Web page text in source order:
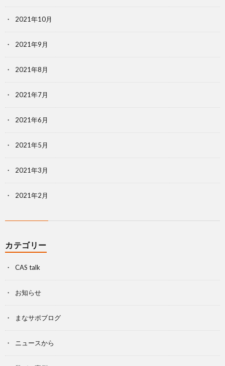
2021年10月
2021年9月
2021年8月
2021年7月
2021年6月
2021年5月
2021年3月
2021年2月
カテゴリー
CAS talk
お知らせ
まなサポブログ
ニュースから